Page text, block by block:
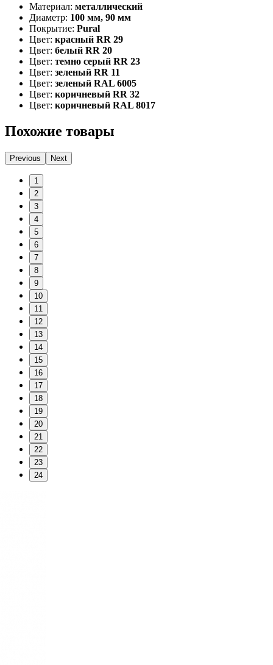
Материал: металлический
Диаметр: 100 мм, 90 мм
Покрытие: Pural
Цвет: красный RR 29
Цвет: белый RR 20
Цвет: темно серый RR 23
Цвет: зеленый RR 11
Цвет: зеленый RAL 6005
Цвет: коричневый RR 32
Цвет: коричневый RAL 8017
Похожие товары
Previous Next
1
2
3
4
5
6
7
8
9
10
11
12
13
14
15
16
17
18
19
20
21
22
23
24